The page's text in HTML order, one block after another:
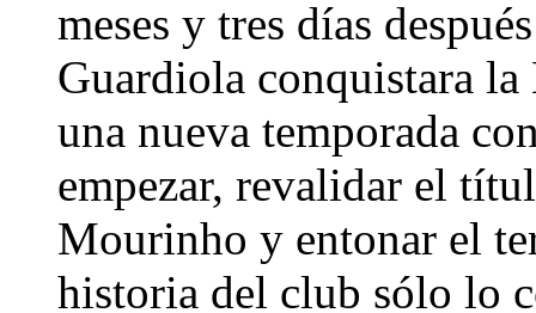
meses y tres días
Guardiola conquistara
una nueva temporada
empezar, revalidar el
Mourinho y entonar el
historia del club sólo lo